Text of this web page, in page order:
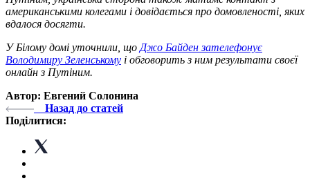
американськими колегами і довідається про домовленості, яких
вдалося досягти.
У Білому домі уточнили, що Джо Байден зателефонує
Володимиру Зеленському і обговорить з ним результати своєї
онлайн з Путіним.
Автор: Евгений Солонина
Назад до статей
Поділитися: